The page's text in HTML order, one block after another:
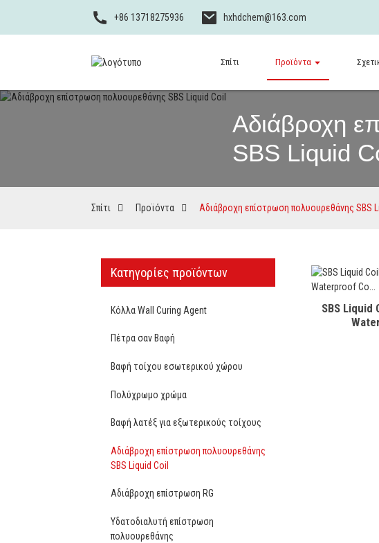
+86 13718275936 hxhdchem@163.com
Σπίτι Προϊόντα
Αδιάβροχη
SBS Liquid
Σπίτι Προϊόντα Αδιάβροχη επίστρωση πολυουρεθάνης SBS
Κατηγορίες προϊόντων
Κόλλα Wall Curing Agent
Πέτρα σαν Βαφή
Βαφή τοίχου εσωτερικού χώρου
Πολύχρωμο χρώμα
Βαφή λατέξ για εξωτερικούς τοίχους
Αδιάβροχη επίστρωση πολυουρεθάνης
SBS Liquid Coil
Αδιάβροχη επίστρωση RG
Υδατοδιαλυτή επίστρωση
πολυουρεθάνης
SBS Liquid